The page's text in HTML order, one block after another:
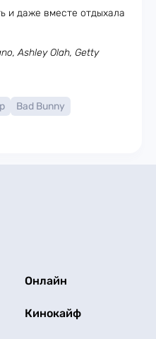
и даже вместе отдыхала
Ashley Olah, Getty
Bad Bunny
Онлайн
Кинокайф